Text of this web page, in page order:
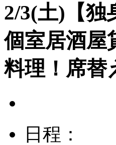
2/3(土)【独
個室居酒屋
料理！席替
日程：